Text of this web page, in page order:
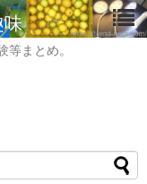
味
まとめ。